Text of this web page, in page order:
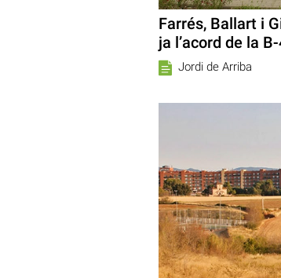
Farrés, Ballart i
ja l’acord de la
Jordi de Arriba